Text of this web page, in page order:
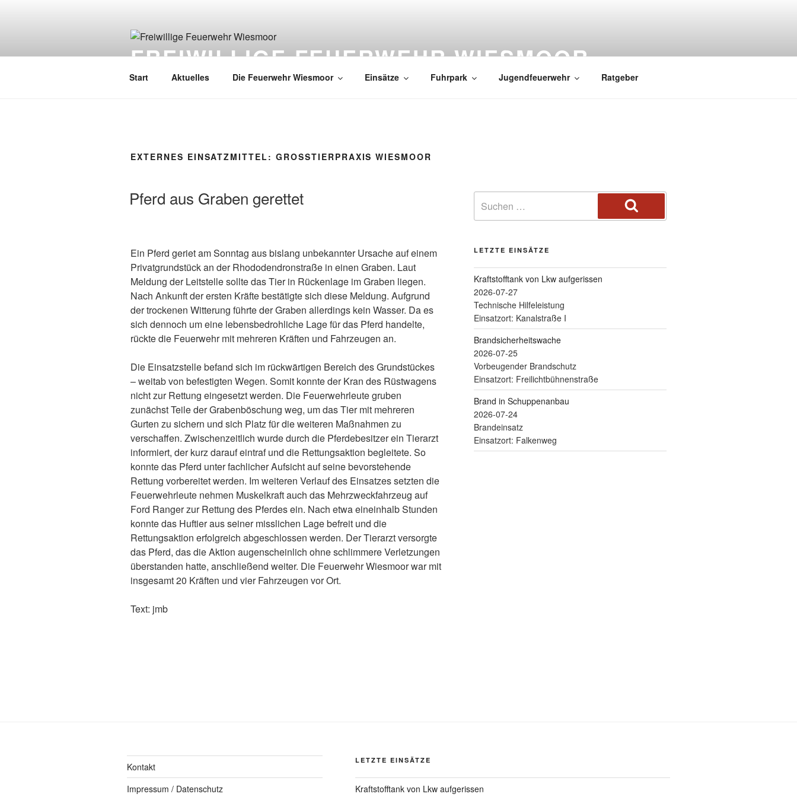
FREIWILLIGE FEUERWEHR WIESMOOR
Start Aktuelles Die Feuerwehr Wiesmoor Einsätze Fuhrpark Jugendfeuerwehr Ratgeber
EXTERNES EINSATZMITTEL:GROSSTIERPRAXIS WIESMOOR
Pferd aus Graben gerettet
Ein Pferd geriet am Sonntag aus bislang unbekannter Ursache auf einem
Privatgrundstück an der Rhododendronstraße in einen Graben. Laut
Meldung der Leitstelle sollte das Tier in Rückenlage im Graben liegen.
Nach Ankunft der ersten Kräfte bestätigte sich diese Meldung. Aufgrund
der trockenen Witterung führte der Graben allerdings kein Wasser. Da es
sich dennoch um eine lebensbedrohliche Lage für das Pferd handelte,
rückte die Feuerwehr mit mehreren Kräften und Fahrzeugen an.
Die Einsatzstelle befand sich im rückwärtigen Bereich des Grundstückes
– weitab von befestigten Wegen. Somit konnte der Kran des Rüstwagens
nicht zur Rettung eingesetzt werden. Die Feuerwehrleute gruben
zunächst Teile der Grabenböschung weg, um das Tier mit mehreren
Gurten zu sichern und sich Platz für die weiteren Maßnahmen zu
verschaffen. Zwischenzeitlich wurde durch die Pferdebesitzer ein Tierarzt
informiert, der kurz darauf eintraf und die Rettungsaktion begleitete. So
konnte das Pferd unter fachlicher Aufsicht auf seine bevorstehende
Rettung vorbereitet werden. Im weiteren Verlauf des Einsatzes setzten die
Feuerwehrleute nehmen Muskelkraft auch das Mehrzweckfahrzeug auf
Ford Ranger zur Rettung des Pferdes ein. Nach etwa eineinhalb Stunden
konnte das Huftier aus seiner misslichen Lage befreit und die
Rettungsaktion erfolgreich abgeschlossen werden. Der Tierarzt versorgte
das Pferd, das die Aktion augenscheinlich ohne schlimmere Verletzungen
überstanden hatte, anschließend weiter. Die Feuerwehr Wiesmoor war mit
insgesamt 20 Kräften und vier Fahrzeugen vor Ort.
Text: jmb
LETZTE EINSÄTZE
Kraftstofftank von Lkw aufgerissen
2026-07-27
Technische Hilfeleistung
Einsatzort: Kanalstraße I
Brandsicherheitswache
2026-07-25
Vorbeugender Brandschutz
Einsatzort: Freilichtbühnenstraße
Brand in Schuppenanbau
2026-07-24
Brandeinsatz
Einsatzort: Falkenweg
Kontakt
Impressum / Datenschutz
LETZTE EINSÄTZE
Kraftstofftank von Lkw aufgerissen